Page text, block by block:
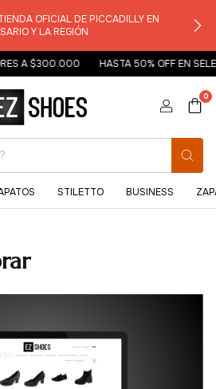
OFICIAL DE PICCADILLY EN
Y LA REGIÓN
A $300.000 HASTA 50% OFF EN
0
STILETTO BUSINESS